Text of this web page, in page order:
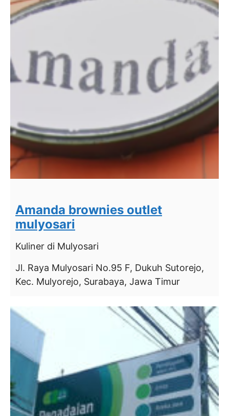
Amanda brownies outlet
mulyosari
Kuliner di Mulyosari
Jl. Raya Mulyosari No.95 F, Dukuh Sutorejo,
Kec. Mulyorejo, Surabaya, Jawa Timur